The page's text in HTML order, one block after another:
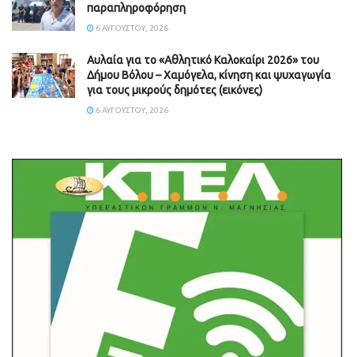
παραπληροφόρηση
6 ΑΥΓΟΎΣΤΟΥ, 2026
Αυλαία για το «Αθλητικό Καλοκαίρι 2026» του
Δήμου Βόλου – Χαμόγελα, κίνηση και ψυχαγωγία
για τους μικρούς δημότες (εικόνες)
6 ΑΥΓΟΎΣΤΟΥ, 2026